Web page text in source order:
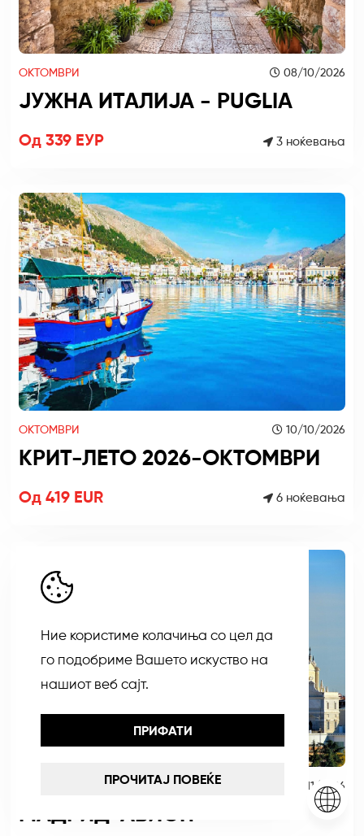
ОКТОМВРИ 08/10/2026
ЈУЖНА ИТАЛИЈА - PUGLIA
Од 339 ЕУР 3 ноќевања
ОКТОМВРИ 10/10/2026
КРИТ-ЛЕТО 2026-ОКТОМВРИ
Од 419 EUR 6 ноќевања
13/11/2026
МАДРИД-АВИОН
Ние користиме колачиња со цел да
го подобриме Вашето искуство на
нашиот веб сајт.
ПРИФАТИ
ПРОЧИТАЈ ПОВЕЌЕ